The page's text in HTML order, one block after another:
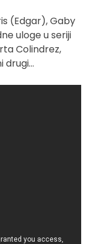
(Edgar), Gaby
uloge u seriji
Colindrez,
drugi…